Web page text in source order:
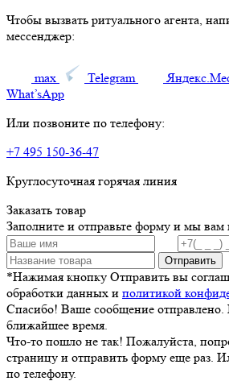
Чтобы вызвать ритуального агента,
мессенджер:
max Telegram
What’sApp
Или позвоните по телефону:
+7 495 150-36-47
Круглосуточная горячая линия
Заказать товар
Заполните и отправьте форму и мы вам
Отправить
*Нажимая кнопку Отправить вы
обработки данных и политикой
Спасибо! Ваше сообщение
ближайшее время.
Что-то пошло не так! Пожалуйста,
страницу и отправить форму еще раз.
по телефону.